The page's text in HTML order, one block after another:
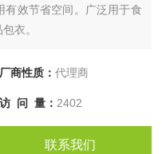
有效节省空间。广泛用于食
衣。
厂商性质： 代理商
访 问 量： 2402
联系我们